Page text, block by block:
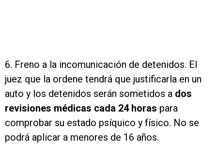
6. Freno a la incomunicación de detenidos. El
juez que la ordene tendrá que justificarla en un
auto y los detenidos serán sometidos a dos
revisiones médicas cada 24 horas para
comprobar su estado psíquico y físico. No se
podrá aplicar a menores de 16 años.